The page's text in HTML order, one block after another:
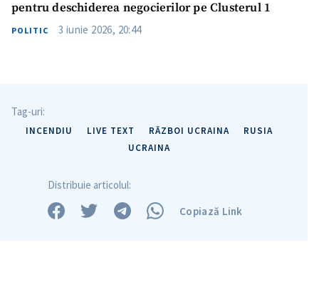
pentru deschiderea negocierilor pe Clusterul 1
POLITIC 3 iunie 2026, 20:44
Tag-uri:
INCENDIU LIVE TEXT RĂZBOI UCRAINA
RUSIA
UCRAINA
Distribuie articolul:
Copiază Link